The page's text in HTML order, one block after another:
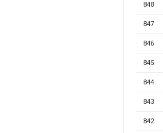
848
847
846
845
844
843
842